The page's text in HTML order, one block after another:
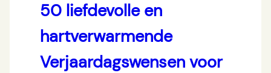
50 liefdevolle en
hartverwarmende
Verjaardagswensen voor